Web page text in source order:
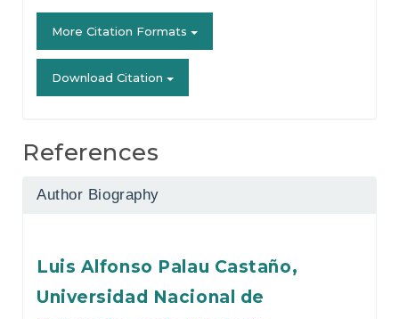
More Citation Formats
Download Citation
References
Author Biography
Luis Alfonso Palau Castaño,
Universidad Nacional de